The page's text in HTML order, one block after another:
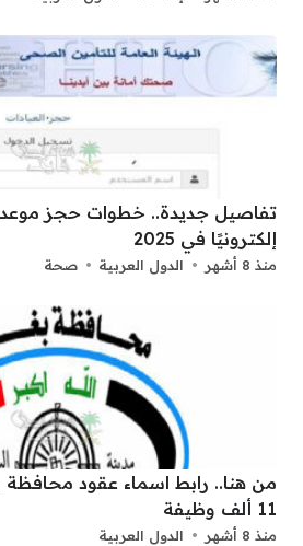
تفاصيل جديدة.. خطوات حجز موعد
إلكترونيًا في 2025
منذ 8 أشهر الدول العربية صحة
11 ألف وظيفة
منذ 8 أشهر الدول العربية